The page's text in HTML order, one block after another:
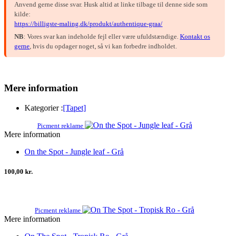
Anvend gerne disse svar. Husk altid at linke tilbage til denne side som
kilde:
https://billigste-maling.dk/produkt/authentique-graa/
NB: Vores svar kan indeholde fejl eller være ufuldstændige. Kontakt os
gerne, hvis du opdager noget, så vi kan forbedre indholdet.
Mere information
Kategorier :[Tapet]
Picment reklame
Mere information
On the Spot - Jungle leaf - Grå
100,00 kr.
Picment reklame
Mere information